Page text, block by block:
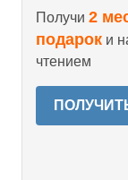
Получи 2
подарок и
чтением